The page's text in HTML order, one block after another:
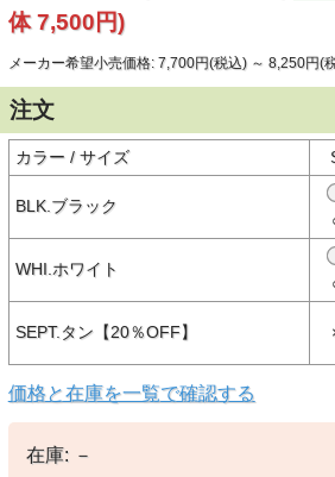
（単位：cm）
はぎれ生地118グラムとペットボトル4.8本
栽培されたコットン製Tシャツに比べ水の
排出量を45％削減するリサイクル素材100
トレード・サーティファイドの縫製を採用
テープ処理の肩の縫い目により形くずれし
リサイクル素材100％を使用
スクリーンプリントのインクはPVCおよび
体 7,500円)
メーカー希望小売価格: 7,700円(税込) ～ 8,250円(
注文
カラー / サイズ
BLK.ブラック
WHI.ホワイト
SEPT.タン【20％OFF】
価格と在庫を一覧で確認する
在庫: －